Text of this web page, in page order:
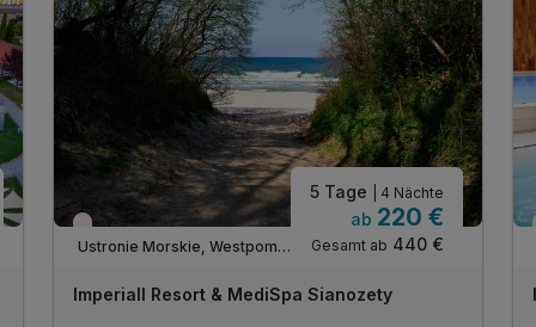
Nur noch Restplätze
Ustronie Morskie, Westpommersche Ostseeküste
5 Tage | 4 Nächte
ab 220 €
Gesamt ab 440 €
Imperiall Resort & MediSpa Sianozety